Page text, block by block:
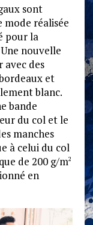
sont
réalisée
pour la
nouvelle
des
et
blanc.
bande
du col et le
manches
à celui du col
de 200 g/m2
en